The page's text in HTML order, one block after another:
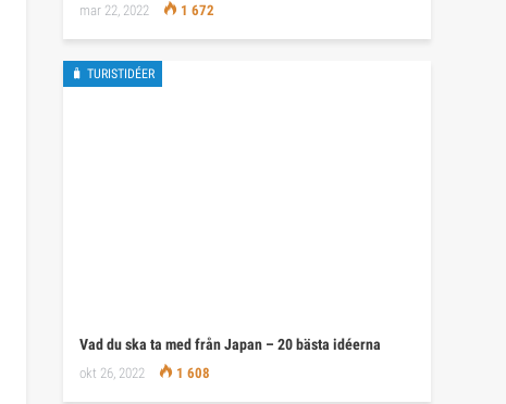
mar 22, 2022 1 672
🧳 TURISTIDÉER
Vad du ska ta med från Japan – 20 bästa idéerna
okt 26, 2022 1 608